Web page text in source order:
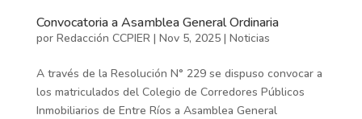
Convocatoria a Asamblea General Ordinaria
por Redacción CCPIER| Nov 5, 2025| Noticias
A través de la Resolución N° 229 se dispuso convocar a
los matriculados del Colegio de Corredores Públicos
Inmobiliarios de Entre Ríos a Asamblea General